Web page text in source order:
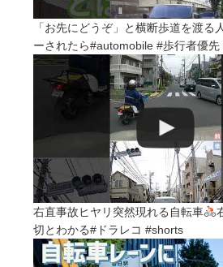
「お先にどうぞ」と横断歩道を渡る
ーされたら#automobile #歩行者優先
右直事故ヒヤリ突然現れる自転車
切とわかる#ドラレコ #shorts